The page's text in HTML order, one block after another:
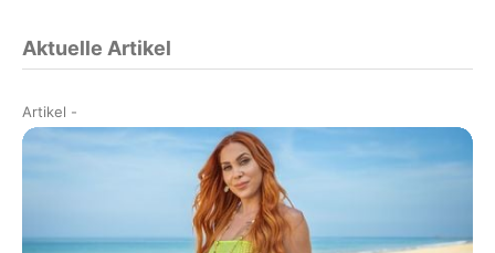
Aktuelle Artikel
Artikel -